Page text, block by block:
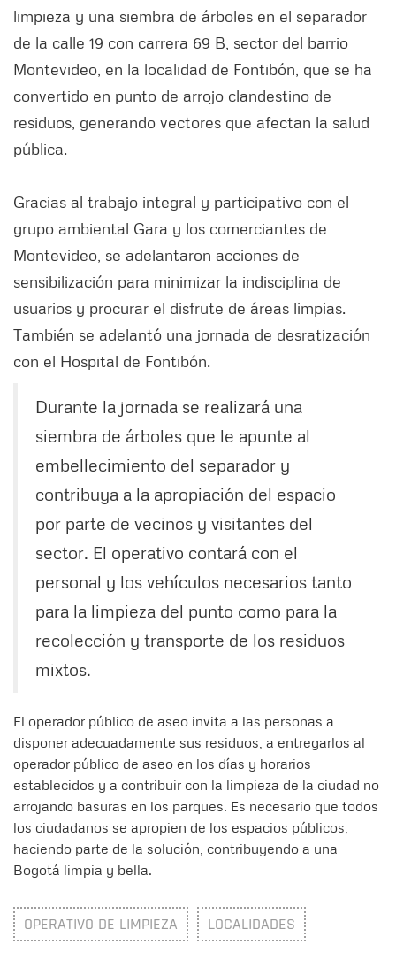
limpieza y una siembra de árboles en el separador
de la calle 19 con carrera 69 B, sector del barrio
Montevideo, en la localidad de Fontibón, que se ha
convertido en punto de arrojo clandestino de
residuos, generando vectores que afectan la salud
pública.
Gracias al trabajo integral y participativo con el
grupo ambiental Gara y los comerciantes de
Montevideo, se adelantaron acciones de
sensibilización para minimizar la indisciplina de
usuarios y procurar el disfrute de áreas limpias.
También se adelantó una jornada de desratización
con el Hospital de Fontibón.
Durante la jornada se realizará una
siembra de árboles que le apunte al
embellecimiento del separador y
contribuya a la apropiación del espacio
por parte de vecinos y visitantes del
sector. El operativo contará con el
personal y los vehículos necesarios tanto
para la limpieza del punto como para la
recolección y transporte de los residuos
mixtos.
El operador público de aseo invita a las personas a
disponer adecuadamente sus residuos, a entregarlos al
operador público de aseo en los días y horarios
establecidos y a contribuir con la limpieza de la ciudad no
arrojando basuras en los parques. Es necesario que todos
los ciudadanos se apropien de los espacios públicos,
haciendo parte de la solución, contribuyendo a una
Bogotá limpia y bella.
OPERATIVO DE LIMPIEZA LOCALIDADES